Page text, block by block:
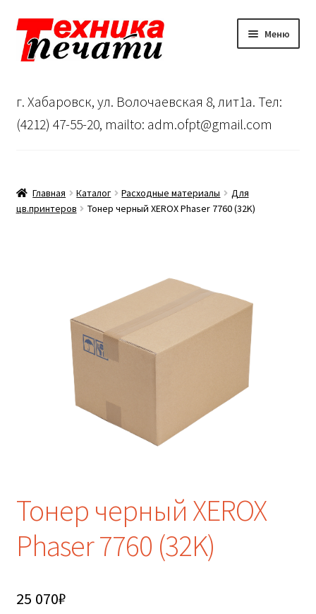
Перейти
навигации
Перейти
содержимому
Меню
Сервисный центр
…
г. Хабаровск, ул. Волочаевская 8, лит1а. Тел:
(4212) 47-55-20, mailto: adm.ofpt@gmail.com
Главная Каталог Расходные материалы
Для
цв.принтеров
Тонер черный XEROX Phaser 7760 (32K)
Тонер черный XEROX
Phaser 7760 (32K)
25 070₽